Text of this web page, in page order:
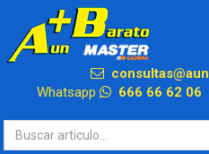
Whatsapp
666 66 62 06